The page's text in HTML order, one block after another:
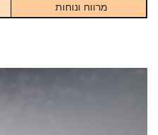
מרווח ונוחות